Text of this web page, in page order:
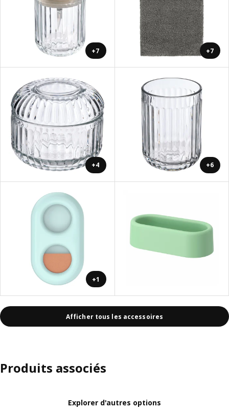
+7 +7
+4 +6
+1
Afficher tous les accessoires
Produits associés
Explorer d'autres options